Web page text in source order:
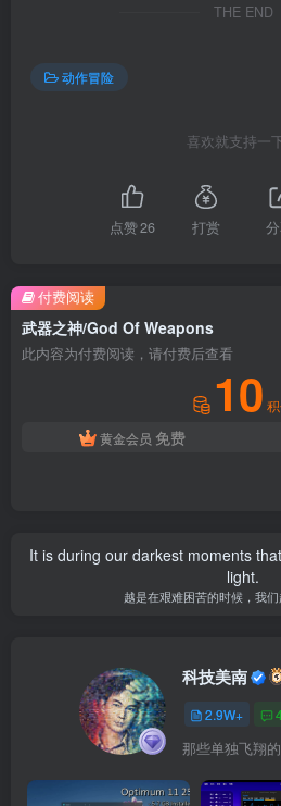
THE END
动作冒险
喜欢就支持一
点赞26 打赏
武器之神/God Of Weapons
此内容为付费阅读，请付费后查看
10
黄金会员 免费
付费阅读
It is during our darkest moments
light.
越是在艰难困苦的时候，我
科技美南
2.9W+
那些单独飞翔